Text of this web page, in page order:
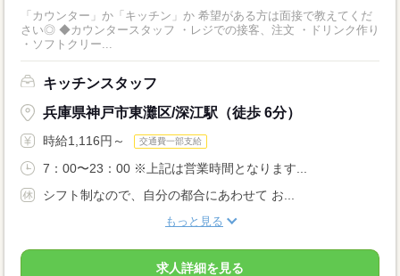
「カウンター」か「キッチン」か 希望がある方は面接で教えてくだ
さい◎ ◆カウンタースタッフ ・レジでの接客、注文 ・ドリンク作り
・ソフトクリー...
キッチンスタッフ
兵庫県神戸市東灘区/深江駅（徒歩 6分）
時給1,116円～ 交通費一部支給
7：00〜23：00 ※上記は営業時間となります...
シフト制なので、自分の都合にあわせて お...
もっと見る
求人詳細を見る